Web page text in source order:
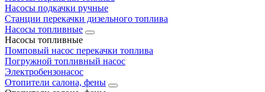
Насосы подкачки ручные
Станции перекачки дизельного топлива
Насосы топливные
Насосы топливные
Помповый насос перекачки топлива
Погружной топливный насос
Электробензонасос
Отопители салона, фены